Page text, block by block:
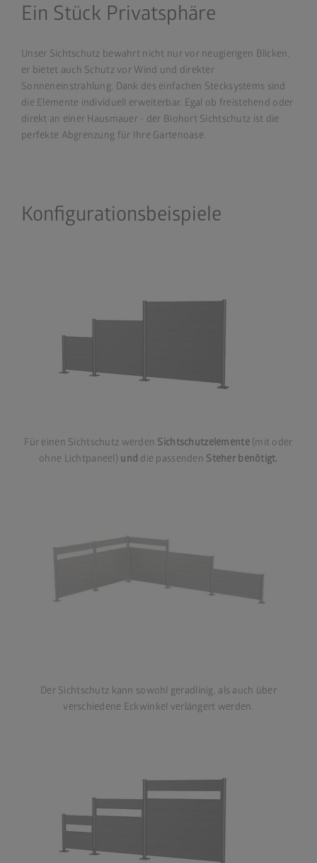
Ein Stück Privatsphäre
Unser Sichtschutz bewahrt nicht nur vor neugierigen Blicken,
er bietet auch Schutz vor Wind und direkter
Sonneneinstrahlung. Dank des einfachen Stecksystems sind
die Elemente individuell erweiterbar. Egal ob freistehend oder
direkt an einer Hausmauer - der Biohort Sichtschutz ist die
perfekte Abgrenzung für Ihre Gartenoase.
Konfigurationsbeispiele
Für einen Sichtschutz werden Sichtschutzelemente (mit oder
ohne Lichtpaneel) und die passenden Steher benötigt.
Der Sichtschutz kann sowohl geradlinig, als auch über
verschiedene Eckwinkel verlängert werden.